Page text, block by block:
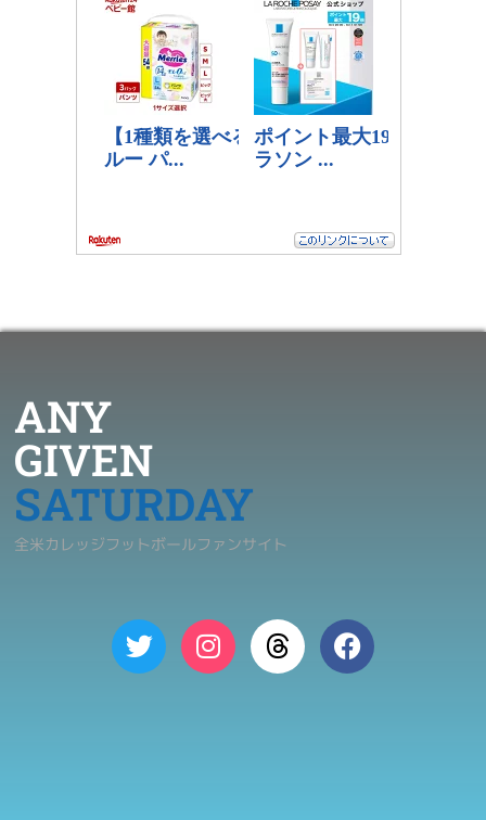
ANY
GIVEN
SATURDAY
全米カレッジフットボールファンサイト